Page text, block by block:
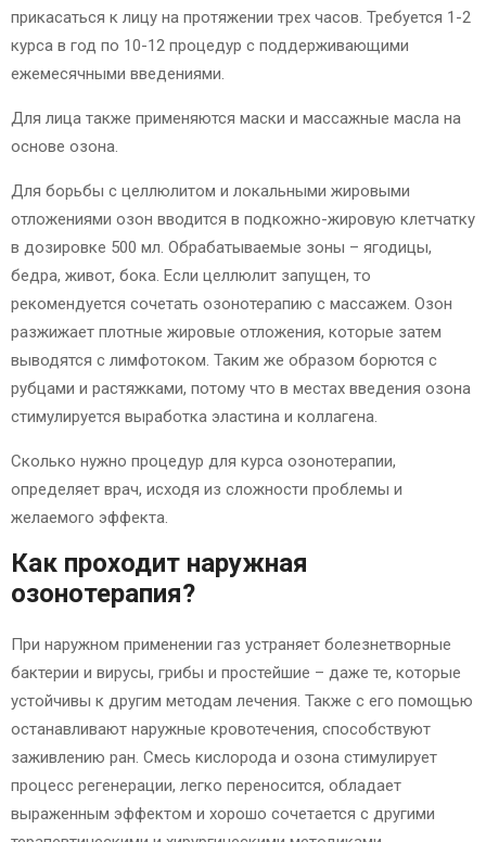
прикасаться к лицу на протяжении трех часов. Требуется 1-2
курса в год по 10-12 процедур с поддерживающими
ежемесячными введениями.
Для лица также применяются маски и массажные масла на
основе озона.
Для борьбы с целлюлитом и локальными жировыми
отложениями озон вводится в подкожно-жировую клетчатку
в дозировке 500 мл. Обрабатываемые зоны – ягодицы,
бедра, живот, бока. Если целлюлит запущен, то
рекомендуется сочетать озонотерапию с массажем. Озон
разжижает плотные жировые отложения, которые затем
выводятся с лимфотоком. Таким же образом борются с
рубцами и растяжками, потому что в местах введения озона
стимулируется выработка эластина и коллагена.
Сколько нужно процедур для курса озонотерапии,
определяет врач, исходя из сложности проблемы и
желаемого эффекта.
Как проходит наружная
озонотерапия?
При наружном применении газ устраняет болезнетворные
бактерии и вирусы, грибы и простейшие – даже те, которые
устойчивы к другим методам лечения. Также с его помощью
останавливают наружные кровотечения, способствуют
заживлению ран. Смесь кислорода и озона стимулирует
процесс регенерации, легко переносится, обладает
выраженным эффектом и хорошо сочетается с другими